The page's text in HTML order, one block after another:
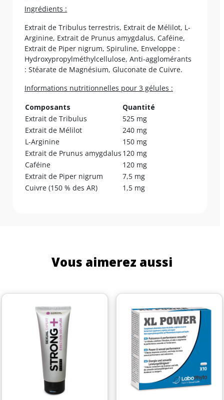
Ingrédients :
Extrait de Tribulus terrestris, Extrait de Mélilot, L-
Arginine, Extrait de Prunus amygdalus, Caféine,
Extrait de Piper nigrum, Spiruline, Enveloppe :
Hydroxypropylméthylcellulose, Anti-agglomérants
: Stéarate de Magnésium, Gluconate de Cuivre.
Informations nutritionnelles pour 3 gélules :
Composants
Quantité
Extrait de Tribulus
525 mg
Extrait de Mélilot
240 mg
L-Arginine
150 mg
Extrait de Prunus amygdalus 120 mg
Caféine
120 mg
Extrait de Piper nigrum
7,5 mg
Cuivre (150 % des AR)
1,5 mg
Vous aimerez aussi